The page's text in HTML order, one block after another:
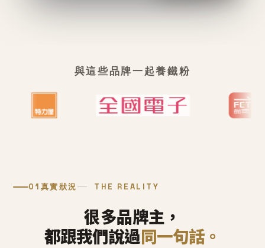
與這些品牌一起養鐵粉
01 真實狀況 THE REALITY
很多品牌主，
都跟我們說過同一句話。